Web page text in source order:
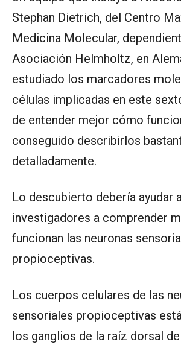
Stephan Dietrich, del Centro
Medicina Molecular,
Asociación Helmholtz, en
estudiado los marcadores
células implicadas en este
de entender mejor cómo
conseguido describirlos
detalladamente.
Lo descubierto debería ayudar
investigadores a comprender
funcionan las neuronas
propioceptivas.
Los cuerpos celulares de las
sensoriales propioceptivas
los ganglios de la raíz dorsal